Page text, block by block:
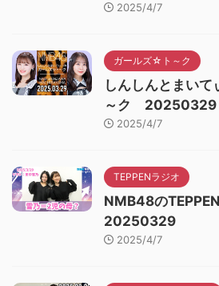
2025/4/7
ガールズ☆ト～ク
しんしんとまい
～ク 20250329
2025/4/7
TEPPENラジオ
NMB48の
20250329
2025/4/7